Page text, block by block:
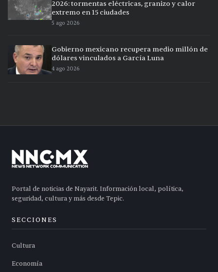
2026: tormentas eléctricas, granizo y calor
extremo en 15 ciudades
5 ago 2026
Gobierno mexicano recupera medio millón de
dólares vinculados a García Luna
4 ago 2026
Portal de noticias de Nayarit. Información local, política,
seguridad, cultura y más desde Tepic.
SECCIONES
Cultura
Economía